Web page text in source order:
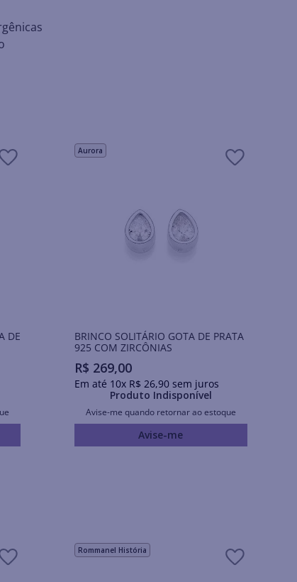
DE
Aurora
BRINCO SOLITÁRIO GOTA DE PRATA
925 COM ZIRCÔNIAS
R$ 269,00
Em até 10x R$ 26,90sem juros
Produto Indisponível
Avise-me quando retornar ao estoque
Avise-me
Rommanel História